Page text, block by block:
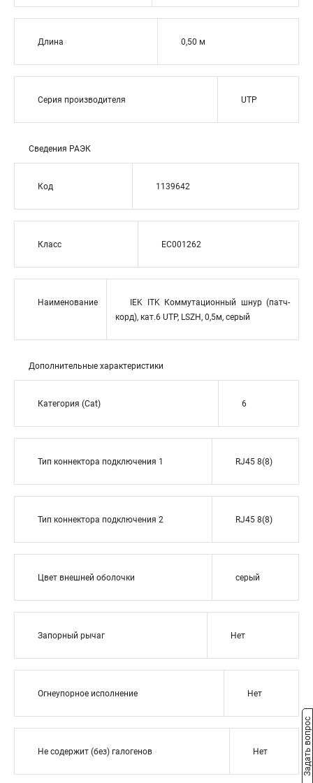
Длина 0,50 м
Серия производителя UTP
Сведения РАЭК
Код 1139642
Класс EC001262
Наименование
IEK ITK Коммутационный шнур (патч-
корд), кат.6 UTP, LSZH, 0,5м, серый
Дополнительные характеристики
Категория (Cat) 6
Тип коннектора подключения 1 RJ45 8(8)
Тип коннектора подключения 2 RJ45 8(8)
Цвет внешней оболочки серый
Запорный рычаг Нет
Огнеупорное исполнение Нет
Не содержит (без) галогенов Нет Задать вопрос